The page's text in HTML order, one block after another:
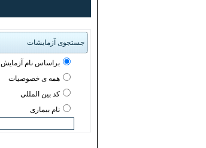
جستجوی آزمایشات
براساس نام آزمایش
همه ی خصوصیات
کد بین المللی
نام بیماری